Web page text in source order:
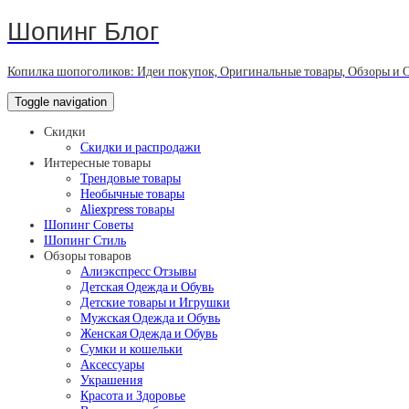
Шопинг Блог
Копилка шопоголиков: Идеи покупок, Оригинальные товары, Обзоры и
Toggle navigation
Скидки
Скидки и распродажи
Интересные товары
Трендовые товары
Необычные товары
Aliexpress товары
Шопинг Советы
Шопинг Стиль
Обзоры товаров
Алиэкспресс Отзывы
Детская Одежда и Обувь
Детские товары и Игрушки
Мужская Одежда и Обувь
Женская Одежда и Обувь
Сумки и кошельки
Аксессуары
Украшения
Красота и Здоровье